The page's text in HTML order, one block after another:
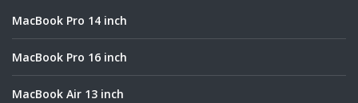
MacBook Pro 14 inch
MacBook Pro 16 inch
MacBook Air 13 inch